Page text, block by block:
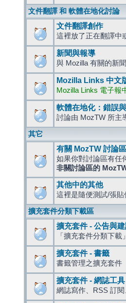
文件翻譯 和 軟體在地化討論
文件翻譯創作
這裡放了正在翻譯中
新聞與報導
與 Mozilla 有關的新
Mozilla Links 中文
Mozilla Links 電子報
軟體在地化：錯誤
討論由 MozTW 所主
其它
有關 MozTW 討論區
如果你對討論區有任
非關討論區的
其他中的其他
這裡是隨便測試/張
擴充套件分類下載區
擴充套件 - 公告與
「擴充套件分類下
擴充套件 - 書籤
書籤管理之擴充套件
擴充套件 - 網誌工具
網誌寫作、RSS 訂